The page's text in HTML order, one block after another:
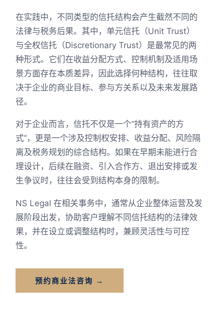
在实践中，不同类型的信托结构会产生截然不同的
法律与税务后果。其中，单元信托（Unit Trust）
与全权信托（Discretionary Trust）是最常见的两
种形式。它们在收益分配方式、控制机制及适用场
景方面存在本质差异，因此选择何种结构，往往取
决于企业的商业目标、参与方关系以及未来发展路
径。
对于企业而言，信托不仅是一个“持有资产的方
式”，更是一个涉及控制权安排、收益分配、风险隔
离及税务规划的综合结构。如果在早期未能进行合
理设计，后续在融资、引入合作方、退出安排或发
生争议时，往往会受到结构本身的限制。
NS Legal 在相关事务中，通常从企业整体运营及发
展阶段出发，协助客户理解不同信托结构的法律效
果，并在设立或调整结构时，兼顾灵活性与可控
性。
预约商业法咨询 →